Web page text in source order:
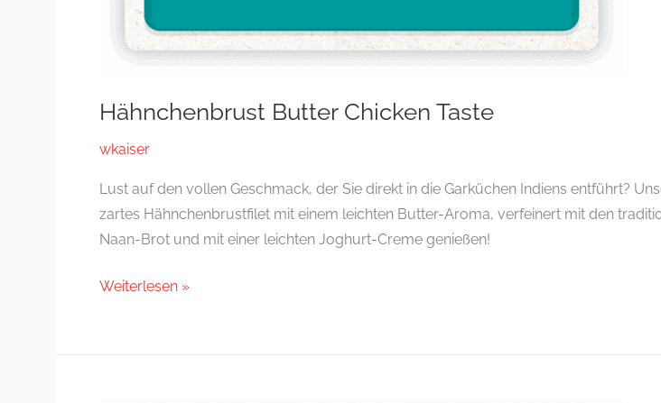
Hähnchenbrust Butter Chicken Taste
wkaiser
Lust auf den vollen Geschmack, der Sie direkt in die Garküchen Indiens entführt?
zartes Hähnchenbrustfilet mit einem leichten Butter-Aroma, verfeinert mit den
Naan-Brot und mit einer leichten Joghurt-Creme genießen!
Weiterlesen »